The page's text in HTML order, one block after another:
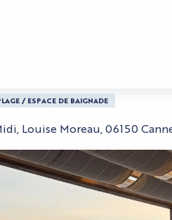
Cabanon
Cabanon
/ ESPACE DE BAIGNADE
Louise Moreau, 06150